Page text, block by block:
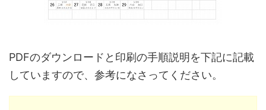
PDFのダウンロードと印刷の手順説明を下記に記載
していますので、参考になさってください。